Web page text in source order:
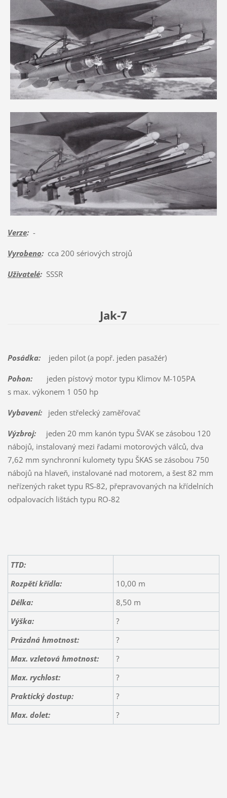
Verze:-
Vyrobeno:cca 200 sériových strojů
Uživatelé:SSSR
Jak-7
Posádka:jeden pilot (a popř. jeden pasažér)
Pohon:jeden pístový motor typu Klimov M-105PA
s max. výkonem 1 050 hp
Vybavení:jeden střelecký zaměřovač
Výzbroj:jeden 20 mm kanón typu ŠVAK se zásobou 120
nábojů, instalovaný mezi řadami motorových válců, dva
7,62 mm synchronní kulomety typu ŠKAS se zásobou 750
nábojů na hlaveň, instalované nad motorem, a šest 82 mm
neřízených raket typu RS-82, přepravovaných na křídelních
odpalovacích lištách typu RO-82
TTD:
Rozpětí křídla:
10,00 m
Délka:
8,50 m
Výška:
?
Prázdná hmotnost:
?
Max. vzletová hmotnost:
?
Max. rychlost:
?
Praktický dostup:
?
Max. dolet:
?